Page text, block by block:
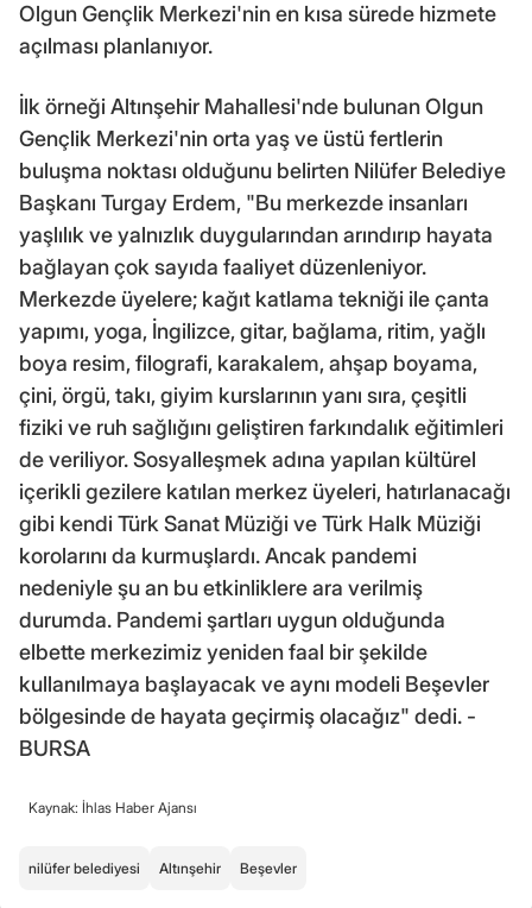
Olgun Gençlik Merkezi'nin en kısa sürede hizmete
açılması planlanıyor.
İlk örneği Altınşehir Mahallesi'nde bulunan Olgun
Gençlik Merkezi'nin orta yaş ve üstü fertlerin
buluşma noktası olduğunu belirten Nilüfer Belediye
Başkanı Turgay Erdem, "Bu merkezde insanları
yaşlılık ve yalnızlık duygularından arındırıp hayata
bağlayan çok sayıda faaliyet düzenleniyor.
Merkezde üyelere; kağıt katlama tekniği ile çanta
yapımı, yoga, İngilizce, gitar, bağlama, ritim, yağlı
boya resim, filografi, karakalem, ahşap boyama,
çini, örgü, takı, giyim kurslarının yanı sıra, çeşitli
fiziki ve ruh sağlığını geliştiren farkındalık eğitimleri
de veriliyor. Sosyalleşmek adına yapılan kültürel
içerikli gezilere katılan merkez üyeleri, hatırlanacağı
gibi kendi Türk Sanat Müziği ve Türk Halk Müziği
korolarını da kurmuşlardı. Ancak pandemi
nedeniyle şu an bu etkinliklere ara verilmiş
durumda. Pandemi şartları uygun olduğunda
elbette merkezimiz yeniden faal bir şekilde
kullanılmaya başlayacak ve aynı modeli Beşevler
bölgesinde de hayata geçirmiş olacağız" dedi. -
BURSA
Kaynak: İhlas Haber Ajansı
nilüfer belediyesi Altınşehir Beşevler